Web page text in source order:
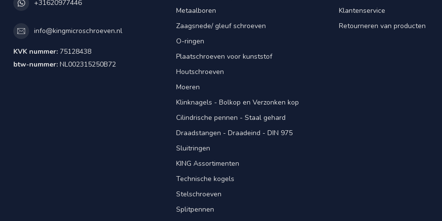
+31620977446
info@kingmicroschroeven.nl
KVK nummer: 75128438
btw-nummer: NL002315250B72
Metaalboren
Zaagsnede/ gleuf schroeven
O-ringen
Plaatschroeven voor kunststof
Houtschroeven
Moeren
Klinknagels - Bolkop en Verzonken kop
Cilindrische pennen - Staal gehard
Draadstangen - Draadeind - DIN 975
Sluitringen
KING Assortimenten
Technische kogels
Stelschroeven
Splitpennen
Klantenservice
Retourneren van producten